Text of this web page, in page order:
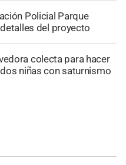
Policial Parque
del proyecto
colecta para hacer
niñas con saturnismo